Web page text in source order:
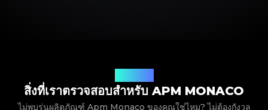
สิ่งที่เราตรวจสอบสำหรับ APM MONACO
ไม่พบรุ่นผลิตภัณฑ์ Apm Monaco ของคุณใช่ไหม? ไม่ต้องกังวล